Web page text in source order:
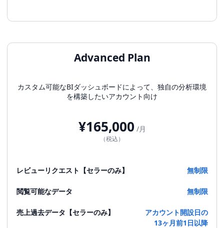
Advanced Plan
カスタム可能なBIダッシュボードによって、独自の分析環境
を構築したいアカウント向け
¥165,000 /月
（税込）
レビューリクエスト【セラーのみ】 無制限
閲覧可能なデータ 無制限
売上過去データ【セラーのみ】
アカウント開設日の
13ヶ月前1日以降